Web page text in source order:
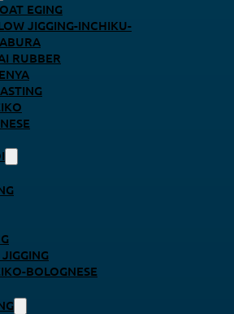
EGING
JIGGING-INCHIKU-
RUBBER
BOLOGNESE